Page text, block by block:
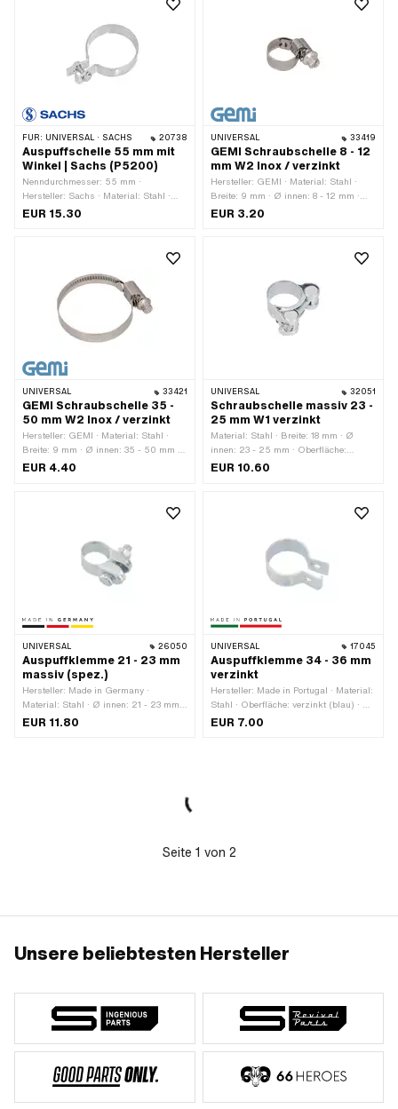
FÜR: UNIVERSAL · SACHS 20738
Auspuffschelle 55 mm mit
Winkel | Sachs (P5200)
Nenndurchmesser: 55 mm ·
Hersteller: Sachs · Material: Stahl ·
Farbe: Chrom · Breite: 18 mm ·
OEM-Nr.: P5200 · Sachs OEM-Nr.:
EUR 15.30
UNIVERSAL 33419
GEMI Schraubschelle 8 - 12
mm W2 Inox / verzinkt
Hersteller: GEMI · Material: Stahl ·
Breite: 9 mm · Ø innen: 8 - 12 mm ·
Oberfläche: verzinkt (blau) · Anzahl
EUR 3.20
UNIVERSAL 33421
GEMI Schraubschelle 35 -
50 mm W2 Inox / verzinkt
Hersteller: GEMI · Material: Stahl ·
Breite: 9 mm · Ø innen: 35 - 50 mm ·
Oberfläche: verzinkt (blau) · Anzahl
EUR 4.40
UNIVERSAL 32051
Schraubschelle massiv 23 -
25 mm W1 verzinkt
Material: Stahl · Breite: 18 mm · Ø
innen: 23 - 25 mm · Oberfläche:
verzinkt (blau) · Gewindegrösse: M5
EUR 10.60
UNIVERSAL 26050
Auspuffklemme 21 - 23 mm
massiv (spez.)
Hersteller: Made in Germany ·
Material: Stahl · Ø innen: 21 - 23 mm ·
Befestigungsart: Schrauben & Muttern
EUR 11.80
UNIVERSAL 17045
Auspuffklemme 34 - 36 mm
verzinkt
Hersteller: Made in Portugal · Material:
Stahl · Oberfläche: verzinkt (blau) · Ø
innen: 34 - 36 mm · Befestigungsart:
EUR 7.00
Seite 1 von 2
Unsere beliebtesten Hersteller